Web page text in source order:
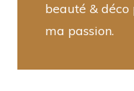
beauté &
ma passion.